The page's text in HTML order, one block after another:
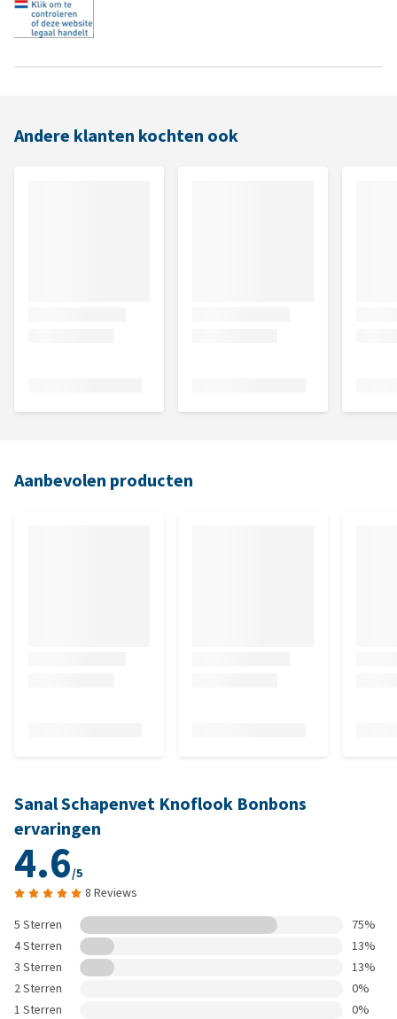
Andere klanten kochten ook
Aanbevolen producten
Sanal Schapenvet Knoflook Bonbons
ervaringen
4.6/5
8 Reviews
5 Sterren
75%
4 Sterren
13%
3 Sterren
13%
2 Sterren
0%
1 Sterren
0%